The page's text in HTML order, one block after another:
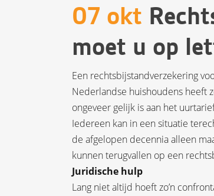
07 okt
moet u op
Een rechtsbijstandverzekering
Nederlandse huishoudens heeft
ongeveer gelijk is aan het
Iedereen kan in een situatie
de afgelopen decennia alleen
kunnen terugvallen op een
Juridische hulp
Lang niet altijd hoeft zo’n